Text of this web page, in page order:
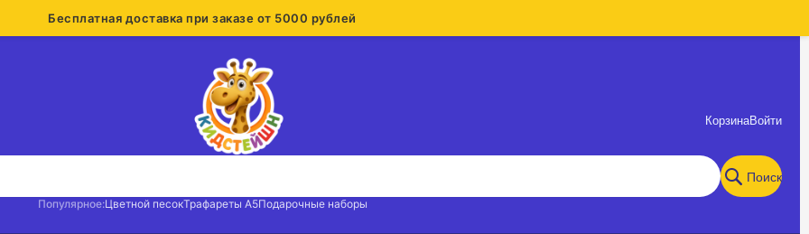
Бесплатная доставка при заказе от 5000 рублей
Популярное:Цветной песокТрафареты А5Подарочные наборы
Поиск
КорзинаВойти